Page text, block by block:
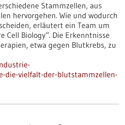
Stammzellen, aus
hervorgehen. Wie und wodurch
erläutert ein Team um
Cell Biology“. Die Erkenntnisse
etwa gegen Blutkrebs, zu
vielfalt-der-blutstammzellen-